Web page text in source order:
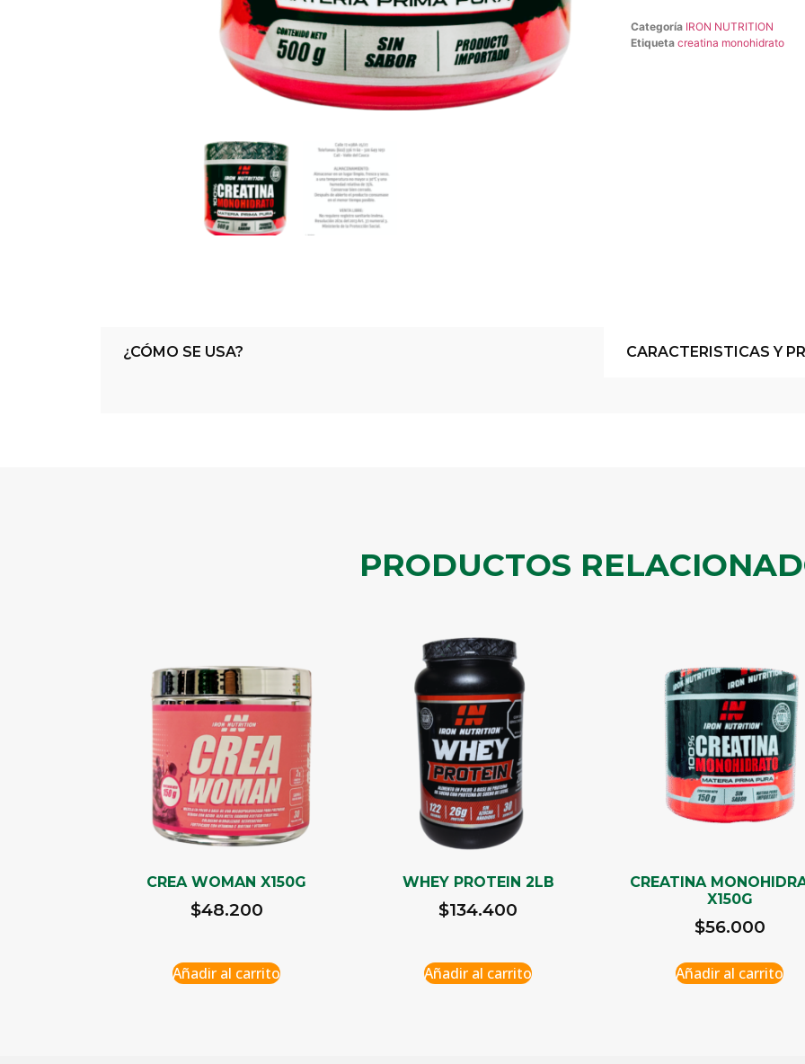
Categoría IRON NUTRITION
Etiqueta creatina monohidrato
¿CÓMO SE USA? CARACTERISTICAS Y
PRODUCTOS
CREA WOMAN X150G
$48.200
Añadir al carrito
WHEY PROTEIN 2LB
$134.400
Añadir al carrito
CREATINA
X150G
$56.000
Añadir al carrito